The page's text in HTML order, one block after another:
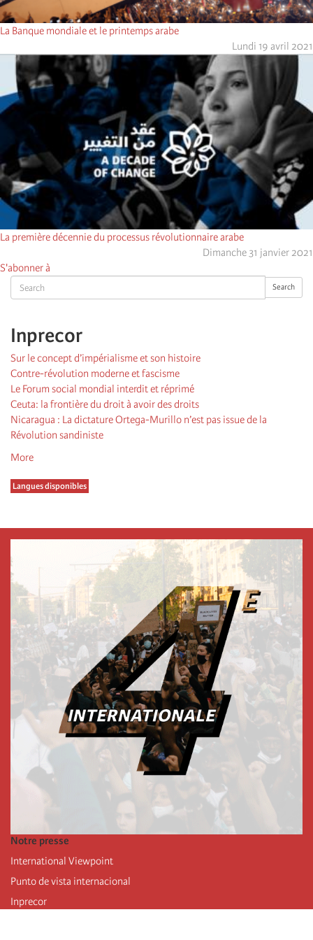
Search Search
Inprecor
Sur le concept d’impérialisme et son histoire
Contre-révolution moderne et fascisme
Le Forum social mondial interdit et réprimé
Ceuta: la frontière du droit à avoir des droits
Nicaragua : La dictature Ortega-Murillo n’est pas issue de la
Révolution sandiniste
More
Langues disponibles
La Banque mondiale et le printemps arabe
Lundi 19 avril 2021
La première décennie du processus révolutionnaire arabe
Dimanche 31 janvier 2021
S'abonner à
Notre presse
International Viewpoint
Punto de vista internacional
Inprecor